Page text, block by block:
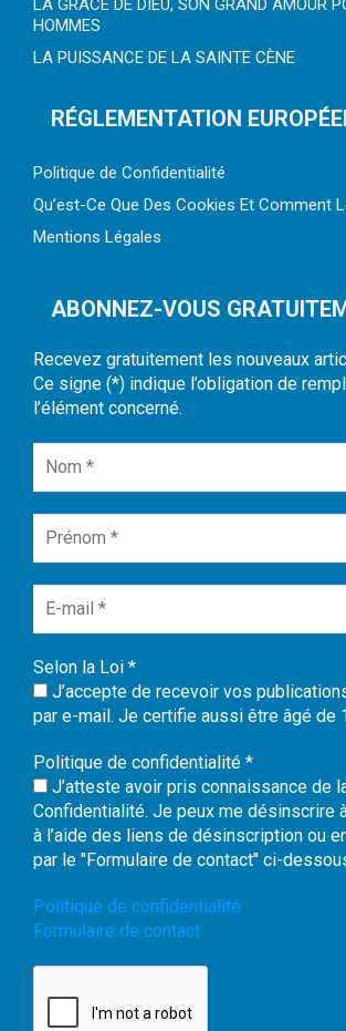
LA GRÂCE DE DIEU, SON GRAND AMOUR
HOMMES
LA PUISSANCE DE LA SAINTE CÈNE
RÉGLEMENTATION
Politique de Confidentialité
Qu’est-Ce Que Des Cookies Et Comment
Mentions Légales
ABONNEZ-VOUS
Recevez gratuitement les nouveaux
Ce signe (*) indique l’obligation de
l’élément concerné.
Selon la Loi *
J’accepte de recevoir vos
par e-mail. Je certifie aussi être âgé de
Politique de confidentialité *
J’atteste avoir pris connaissance de
Confidentialité. Je peux me désinscrire
à l’aide des liens de désinscription ou
par le "Formulaire de contact" ci-
Politique de confidentialité
Formulaire de contact